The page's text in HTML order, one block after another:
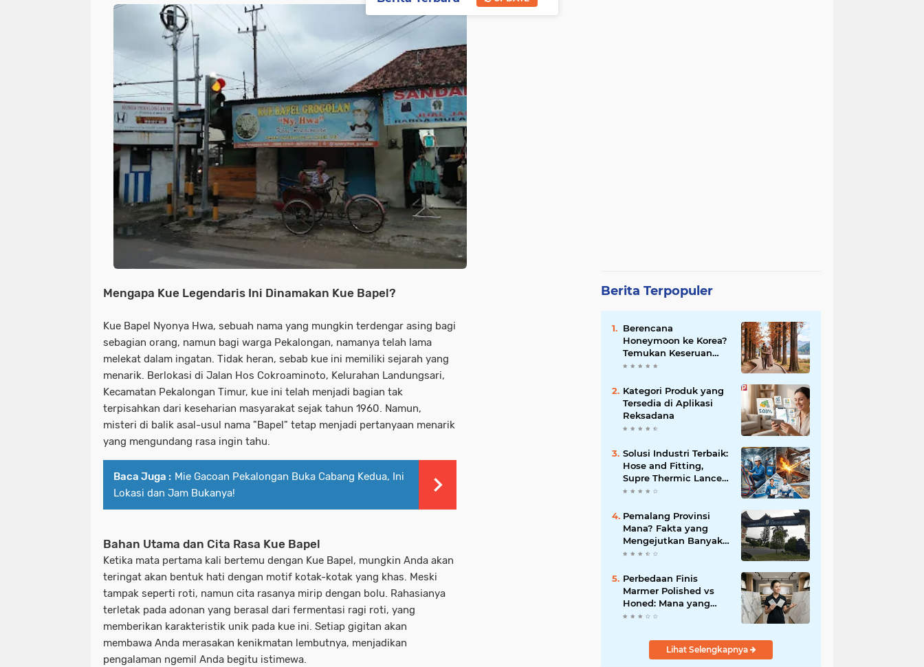
Mengapa Kue Legendaris Ini Dinamakan Kue Bapel?
Kue Bapel Nyonya Hwa, sebuah nama yang mungkin terdengar asing bagi
sebagian orang, namun bagi warga Pekalongan, namanya telah lama
melekat dalam ingatan. Tidak heran, sebab kue ini memiliki sejarah yang
menarik. Berlokasi di Jalan Hos Cokroaminoto, Kelurahan Landungsari,
Kecamatan Pekalongan Timur, kue ini telah menjadi bagian tak
terpisahkan dari keseharian masyarakat sejak tahun 1960. Namun,
misteri di balik asal-usul nama "Bapel" tetap menjadi pertanyaan menarik
yang mengundang rasa ingin tahu.
Baca Juga : Mie Gacoan Pekalongan Buka Cabang Kedua, Ini
Lokasi dan Jam Bukanya!
Bahan Utama dan Cita Rasa Kue Bapel
Ketika mata pertama kali bertemu dengan Kue Bapel, mungkin Anda akan
teringat akan bentuk hati dengan motif kotak-kotak yang khas. Meski
tampak seperti roti, namun cita rasanya mirip dengan bolu. Rahasianya
terletak pada adonan yang berasal dari fermentasi ragi roti, yang
memberikan karakteristik unik pada kue ini. Setiap gigitan akan
membawa Anda merasakan kenikmatan lembutnya, menjadikan
pengalaman ngemil Anda begitu istimewa.
Berita Terpopuler
Berencana
Honeymoon ke Korea?
Temukan Keseruan
Berburu Kuliner
Seoul
Kategori Produk yang
Tersedia di Aplikasi
Reksadana
Solusi Industri Terbaik:
Hose and Fitting,
Supre Thermic Lance
Cigweld dari
Indonesia
Pemalang Provinsi
Mana? Fakta yang
Mengejutkan Banyak
Orang!
Perbedaan Finis
Marmer Polished vs
Honed: Mana yang
Terbaik?
Lihat Selengkapnya